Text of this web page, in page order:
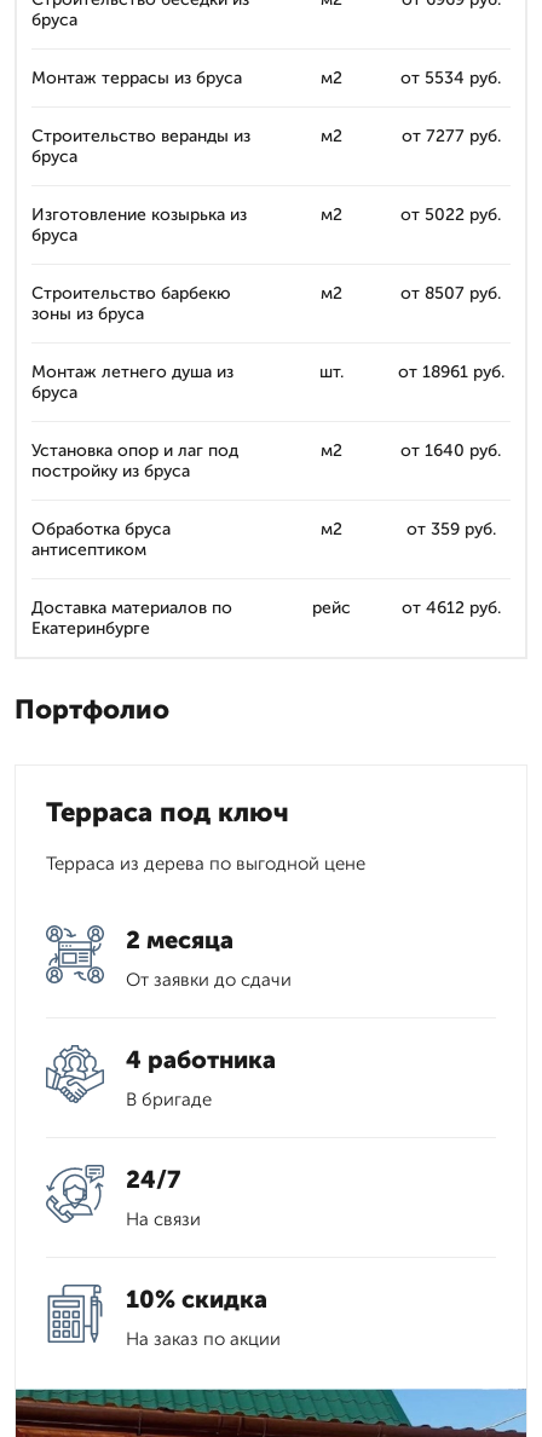
бруса
Монтаж террасы из бруса м2 от 5534 руб.
Строительство веранды из
бруса
м2 от 7277 руб.
Изготовление козырька из
бруса
м2 от 5022 руб.
Строительство барбекю
зоны из бруса
м2 от 8507 руб.
Монтаж летнего душа из
бруса
шт. от 18961 руб.
Установка опор и лаг под
постройку из бруса
м2 от 1640 руб.
Обработка бруса
антисептиком
м2 от 359 руб.
Доставка материалов по
Екатеринбурге
рейс от 4612 руб.
Портфолио
Терраса под ключ
Терраса из дерева по выгодной цене
2 месяца
От заявки до сдачи
4 работника
В бригаде
24/7
На связи
10% скидка
На заказ по акции